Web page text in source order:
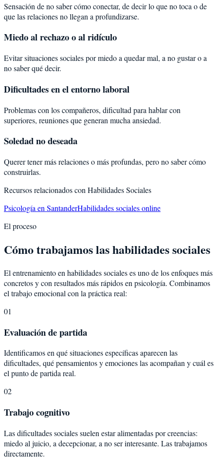
Sensación de no saber cómo conectar, de decir lo que no toca o de
que las relaciones no llegan a profundizarse.
Miedo al rechazo o al ridículo
Evitar situaciones sociales por miedo a quedar mal, a no gustar o a
no saber qué decir.
Dificultades en el entorno laboral
Problemas con los compañeros, dificultad para hablar con
superiores, reuniones que generan mucha ansiedad.
Soledad no deseada
Querer tener más relaciones o más profundas, pero no saber cómo
construirlas.
Recursos relacionados con Habilidades Sociales
Psicología en SantanderHabilidades sociales online
El proceso
Cómo trabajamos las habilidades sociales
El entrenamiento en habilidades sociales es uno de los enfoques más
concretos y con resultados más rápidos en psicología. Combinamos
el trabajo emocional con la práctica real:
01
Evaluación de partida
Identificamos en qué situaciones específicas aparecen las
dificultades, qué pensamientos y emociones las acompañan y cuál es
el punto de partida real.
02
Trabajo cognitivo
Las dificultades sociales suelen estar alimentadas por creencias:
miedo al juicio, a decepcionar, a no ser interesante. Las trabajamos
directamente.